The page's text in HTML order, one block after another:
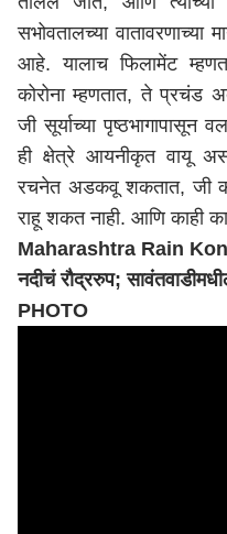
सभोवतालच्या
आहे. यालाच फिलामेंट
कोरोना म्हणतात, ते प्रचंड
जी सूर्याच्या पृष्ठभागापासून
ही क्षेत्रे आयनीकृत वायू
रचनेत अडकवू शकतात, जी
राहू शकत नाही. आणि काही
Maharashtra Rain
नदीचं रौद्ररुप;
PHOTO